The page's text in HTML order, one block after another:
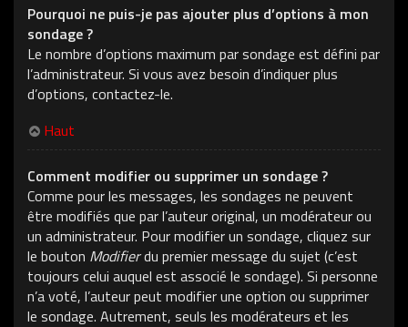
Pourquoi ne puis-je pas ajouter plus d’options à mon
sondage ?
Le nombre d’options maximum par sondage est défini par
l’administrateur. Si vous avez besoin d’indiquer plus
d’options, contactez-le.
Haut
Comment modifier ou supprimer un sondage ?
Comme pour les messages, les sondages ne peuvent
être modifiés que par l’auteur original, un modérateur ou
un administrateur. Pour modifier un sondage, cliquez sur
le bouton Modifierdu premier message du sujet (c’est
toujours celui auquel est associé le sondage). Si personne
n’a voté, l’auteur peut modifier une option ou supprimer
le sondage. Autrement, seuls les modérateurs et les